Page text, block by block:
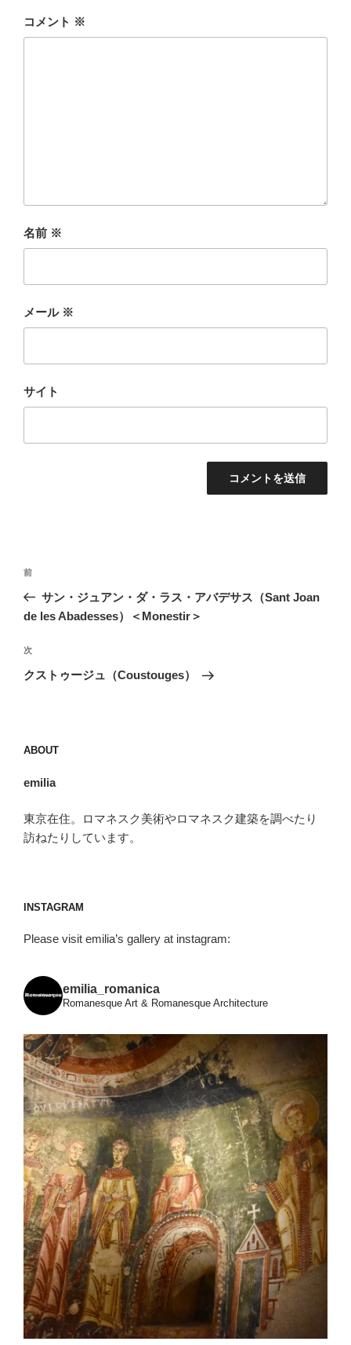
コメント ※
名前 ※
メール ※
サイト
投
ナ
ゲ
ー
前
の
投
前
サン・ジュアン・ダ・ラス・アバデサス（Sant Joan
de les Abadesses）＜Monestir＞
次
の
次
クストゥージュ（Coustouges）
ABOUT
emilia
東京在住。ロマネスク美術やロマネスク建築を調べたり
訪ねたりしています。
INSTAGRAM
Please visit emilia’s gallery at instagram:
emilia_romanica
Romanesque Art & Romanesque Architecture